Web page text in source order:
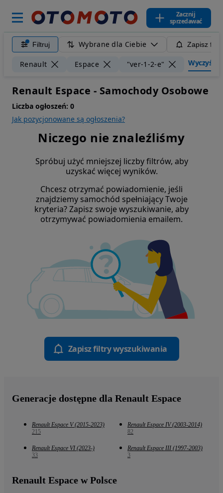
Zacznij
sprzedawać
Filtruj Wybrane dla Ciebie Zapisz
Renault Espace "ver-1-2-e" Wyczyść
Renault Espace - Samochody Osobowe
Liczba ogłoszeń: 0
Jak pozycjonowane są ogłoszenia?
Niczego nie znaleźliśmy
Spróbuj użyć mniejszej liczby filtrów, aby
uzyskać więcej wyników.
Chcesz otrzymać powiadomienie, jeśli
znajdziemy samochód spełniający Twoje
kryteria? Zapisz swoje wyszukiwanie, aby
otrzymywać powiadomienia emailem.
Zapisz filtry wyszukiwania
Generacje dostępne dla Renault Espace
Renault Espace V (2015-2023)
215
Renault Espace IV (2003-2014)
82
Renault Espace VI (2023-)
33
Renault Espace III (1997-2003)
3
Renault Espace w Polsce